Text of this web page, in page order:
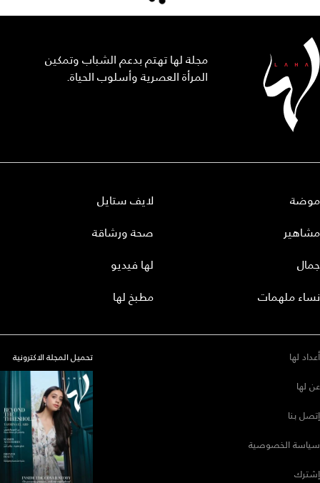
مجلة لها تهتم بدعم الشباب وتمكين
المرأة العصرية وأسلوب الحياة.
موضة
مشاهير
جمال
نساء ملهمات
لايف ستايل
صحة ورشاقة
لها فيديو
مطبخ لها
أعداد لها
عن لها
إتصل بنا
سياسة الخصوصية
إشترك
تحميل المجلة الاكترونية